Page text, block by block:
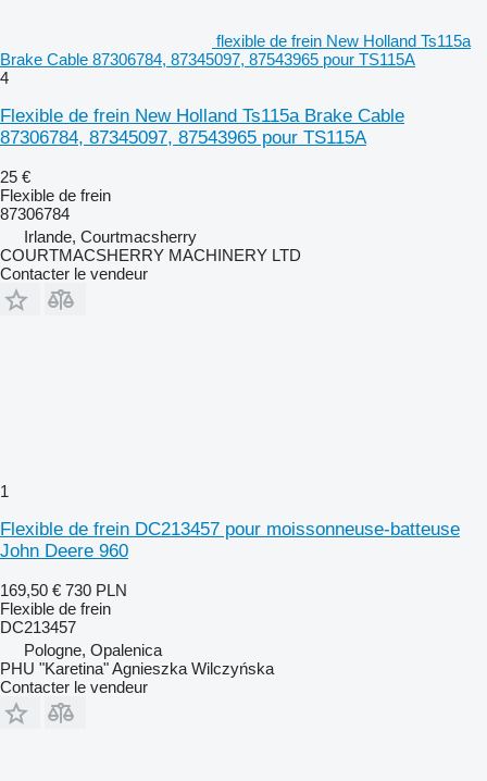
flexible de frein New Holland Ts115a
Brake Cable 87306784, 87345097, 87543965 pour TS115A
4
Flexible de frein New Holland Ts115a Brake Cable
87306784, 87345097, 87543965 pour TS115A
25 €
Flexible de frein
87306784
Irlande, Courtmacsherry
COURTMACSHERRY MACHINERY LTD
Contacter le vendeur
1
Flexible de frein DC213457 pour moissonneuse-batteuse
John Deere 960
169,50 € 730 PLN
Flexible de frein
DC213457
Pologne, Opalenica
PHU "Karetina" Agnieszka Wilczyńska
Contacter le vendeur